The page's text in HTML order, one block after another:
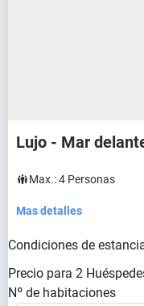
Lujo - Mar
Max.:4 Personas
Mas detalles
Condiciones de
Precio para 2
Nº de habitaciones